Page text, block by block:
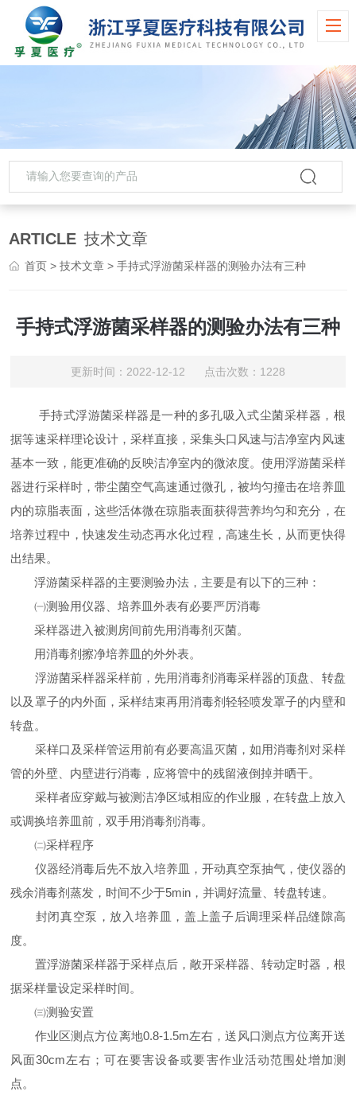
ARTICLE 技术文章
首页 >技术文章 > 手持式浮游菌采样器的测验办法有三种
手持式浮游菌采样器的测验办法有三种
更新时间：2022-12-12 点击次数：1228
手持式浮游菌采样器是一种的多孔吸入式尘菌采样器，根
据等速采样理论设计，采样直接，采集头口风速与洁净室内风速
基本一致，能更准确的反映洁净室内的微浓度。使用浮游菌采样
器进行采样时，带尘菌空气高速通过微孔，被均匀撞击在培养皿
内的琼脂表面，这些活体微在琼脂表面获得营养均匀和充分，在
培养过程中，快速发生动态再水化过程，高速生长，从而更快得
出结果。
浮游菌采样器的主要测验办法，主要是有以下的三种：
㈠测验用仪器、培养皿外表有必要严厉消毒
采样器进入被测房间前先用消毒剂灭菌。
用消毒剂擦净培养皿的外外表。
浮游菌采样器采样前，先用消毒剂消毒采样器的顶盘、转盘
以及罩子的内外面，采样结束再用消毒剂轻轻喷发罩子的内壁和
转盘。
采样口及采样管运用前有必要高温灭菌，如用消毒剂对采样
管的外壁、内壁进行消毒，应将管中的残留液倒掉并晒干。
采样者应穿戴与被测洁净区域相应的作业服，在转盘上放入
或调换培养皿前，双手用消毒剂消毒。
㈡采样程序
仪器经消毒后先不放入培养皿，开动真空泵抽气，使仪器的
残余消毒剂蒸发，时间不少于5min，并调好流量、转盘转速。
封闭真空泵，放入培养皿，盖上盖子后调理采样品缝隙高
度。
置浮游菌采样器于采样点后，敞开采样器、转动定时器，根
据采样量设定采样时间。
㈢测验安置
作业区测点方位离地0.8-1.5m左右，送风口测点方位离开送
风面30cm左右；可在要害设备或要害作业活动范围处增加测
点。